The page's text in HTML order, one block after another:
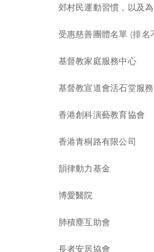
郊村民運動習慣，以及
受惠慈善團體名單 (排名
基督教家庭服務中心
基督教宣道會活石堂服
香港創科演藝教育協會
香港青桐路有限公司
韻律動力基金
博愛醫院
肺積塵互助會
長者安居協會